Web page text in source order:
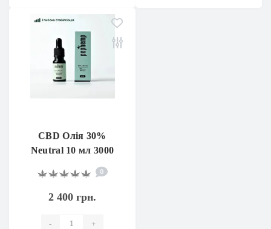
CBD Олія 30%
Neutral 10 мл 3000
0
2 400 грн.
- +